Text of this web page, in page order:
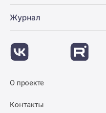
Журнал
О проекте
Контакты